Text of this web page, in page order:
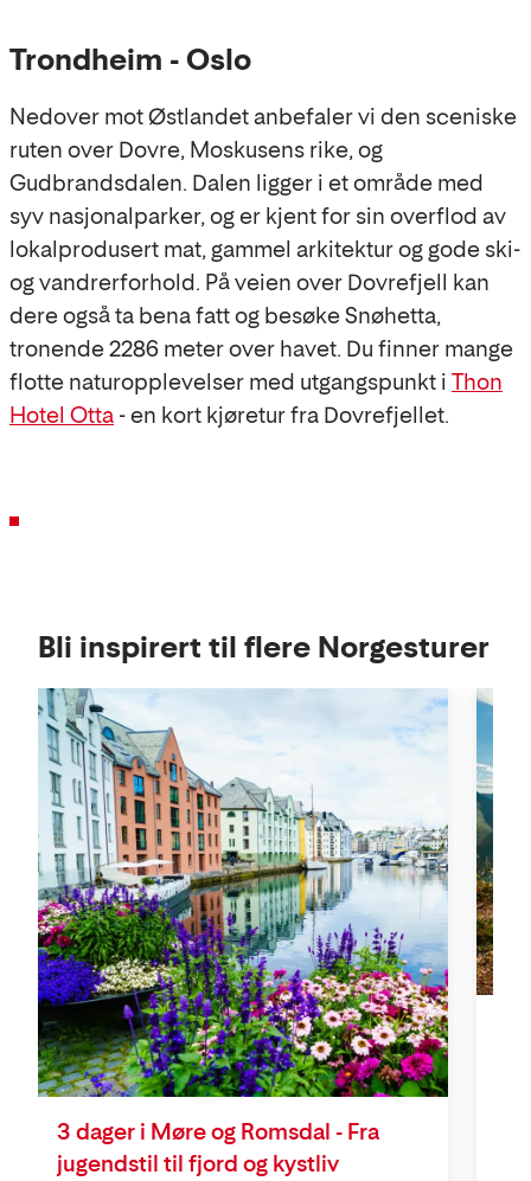
Trondheim - Oslo
Nedover mot Østlandet anbefaler vi den sceniske
ruten over Dovre, Moskusens rike, og
Gudbrandsdalen. Dalen ligger i et område med
syv nasjonalparker, og er kjent for sin overflod av
lokalprodusert mat, gammel arkitektur og gode ski-
og vandrerforhold. På veien over Dovrefjell kan
dere også ta bena fatt og besøke Snøhetta,
tronende 2286 meter over havet. Du finner mange
flotte naturopplevelser med utgangspunkt i Thon
Hotel Otta - en kort kjøretur fra Dovrefjellet.
Bli inspirert til flere Norgesturer
3 dager i Møre og Romsdal - Fra
jugendstil til fjord og kystliv